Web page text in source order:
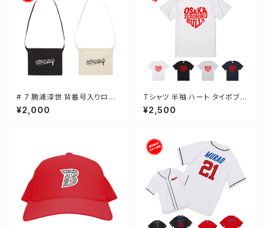
# 7 勝浦淳世 背番号入りロゴ
キャンバスサコッシュ 選手還元
2カラー 001461
¥2,000
Tシャツ 半袖 ハート タイポブラ
フィー 4カラー ゼロクロ ゼロロ
ククロージング S-XXXLサイズ
¥2,500